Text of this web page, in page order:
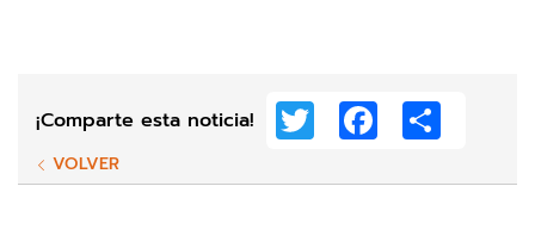
¡Comparte esta noticia! Twitter Facebook
VOLVER